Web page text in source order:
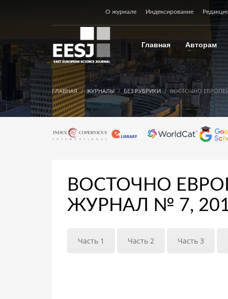
О журнале Индексирование
Главная Авторам
ГЛАВНАЯ ЖУРНАЛЫ БЕЗ РУБРИКИ ВОСТОЧНО
ВОСТОЧНО
ЖУРНАЛ № 7,
Часть 1 Часть 2 Часть 3